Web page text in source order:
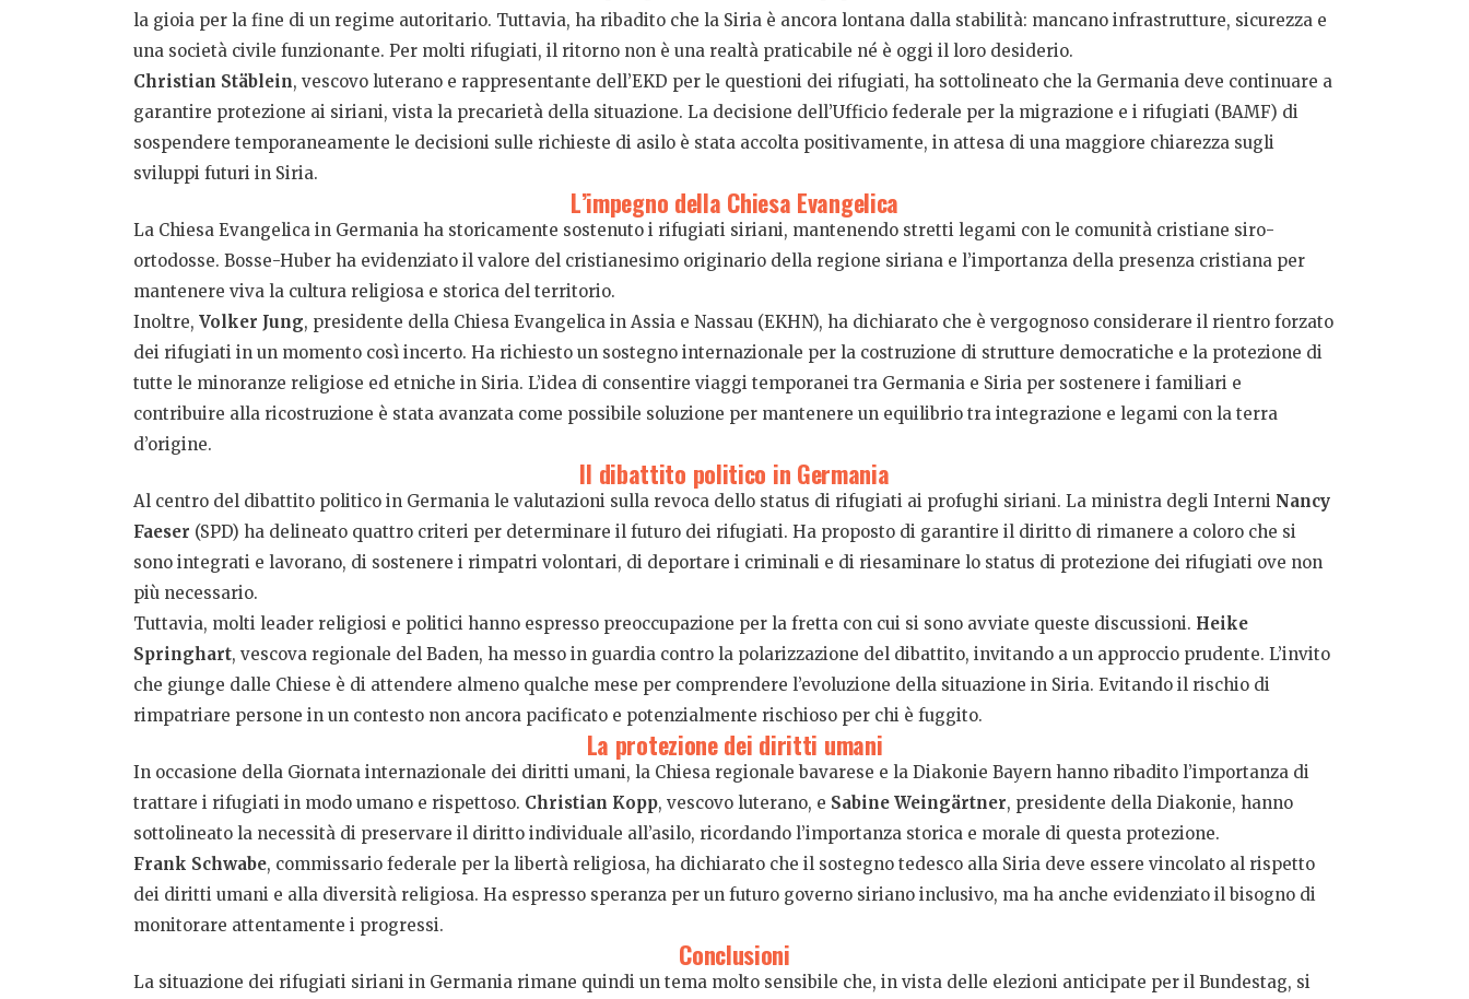
la gioia per la fine di un regime autoritario. Tuttavia, ha ribadito che la Siria è ancora lontana dalla stabilità: mancano infrastrutture, sicurezza e
una società civile funzionante. Per molti rifugiati, il ritorno non è una realtà praticabile né è oggi il loro desiderio.
Christian Stäblein, vescovo luterano e rappresentante dell’EKD per le questioni dei rifugiati, ha sottolineato che la Germania deve continuare a
garantire protezione ai siriani, vista la precarietà della situazione. La decisione dell’Ufficio federale per la migrazione e i rifugiati (BAMF) di
sospendere temporaneamente le decisioni sulle richieste di asilo è stata accolta positivamente, in attesa di una maggiore chiarezza sugli
sviluppi futuri in Siria.
L’impegno della Chiesa Evangelica
La Chiesa Evangelica in Germania ha storicamente sostenuto i rifugiati siriani, mantenendo stretti legami con le comunità cristiane siro-
ortodosse. Bosse-Huber ha evidenziato il valore del cristianesimo originario della regione siriana e l’importanza della presenza cristiana per
mantenere viva la cultura religiosa e storica del territorio.
Inoltre, Volker Jung, presidente della Chiesa Evangelica in Assia e Nassau (EKHN), ha dichiarato che è vergognoso considerare il rientro forzato
dei rifugiati in un momento così incerto. Ha richiesto un sostegno internazionale per la costruzione di strutture democratiche e la protezione di
tutte le minoranze religiose ed etniche in Siria. L’idea di consentire viaggi temporanei tra Germania e Siria per sostenere i familiari e
contribuire alla ricostruzione è stata avanzata come possibile soluzione per mantenere un equilibrio tra integrazione e legami con la terra
d’origine.
Il dibattito politico in Germania
Al centro del dibattito politico in Germania le valutazioni sulla revoca dello status di rifugiati ai profughi siriani. La ministra degli Interni Nancy
Faeser (SPD) ha delineato quattro criteri per determinare il futuro dei rifugiati. Ha proposto di garantire il diritto di rimanere a coloro che si
sono integrati e lavorano, di sostenere i rimpatri volontari, di deportare i criminali e di riesaminare lo status di protezione dei rifugiati ove non
più necessario.
Tuttavia, molti leader religiosi e politici hanno espresso preoccupazione per la fretta con cui si sono avviate queste discussioni. Heike
Springhart, vescova regionale del Baden, ha messo in guardia contro la polarizzazione del dibattito, invitando a un approccio prudente. L’invito
che giunge dalle Chiese è di attendere almeno qualche mese per comprendere l’evoluzione della situazione in Siria. Evitando il rischio di
rimpatriare persone in un contesto non ancora pacificato e potenzialmente rischioso per chi è fuggito.
La protezione dei diritti umani
In occasione della Giornata internazionale dei diritti umani, la Chiesa regionale bavarese e la Diakonie Bayern hanno ribadito l’importanza di
trattare i rifugiati in modo umano e rispettoso. Christian Kopp, vescovo luterano, e Sabine Weingärtner, presidente della Diakonie, hanno
sottolineato la necessità di preservare il diritto individuale all’asilo, ricordando l’importanza storica e morale di questa protezione.
Frank Schwabe, commissario federale per la libertà religiosa, ha dichiarato che il sostegno tedesco alla Siria deve essere vincolato al rispetto
dei diritti umani e alla diversità religiosa. Ha espresso speranza per un futuro governo siriano inclusivo, ma ha anche evidenziato il bisogno di
monitorare attentamente i progressi.
Conclusioni
La situazione dei rifugiati siriani in Germania rimane quindi un tema molto sensibile che, in vista delle elezioni anticipate per il Bundestag, si